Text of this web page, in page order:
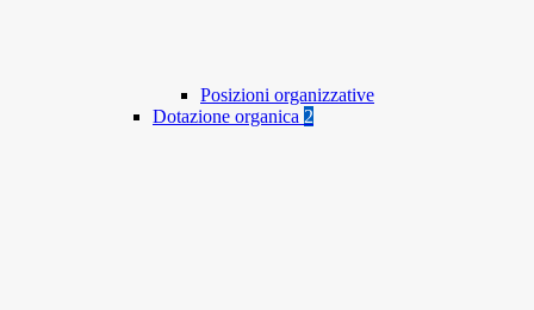
Posizioni organizzative
Dotazione organica 2